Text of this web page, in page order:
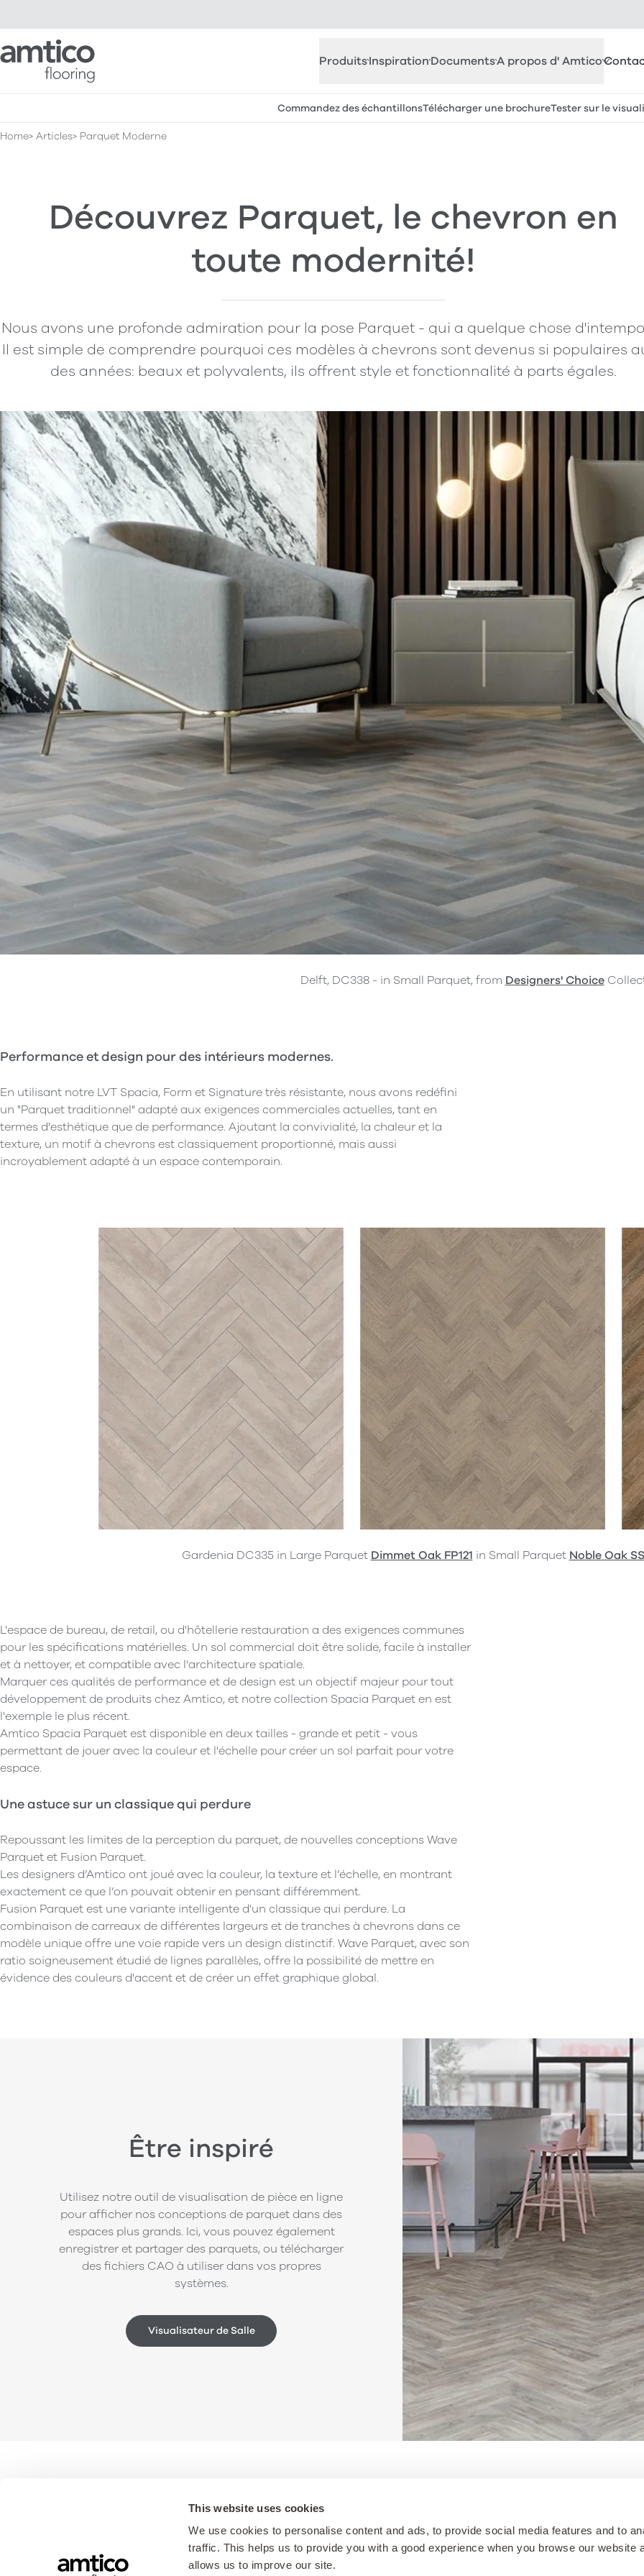
This website uses cookies
We use cookies to personalise content and ads, to provide social media features and to
traffic. This helps us to provide you with a good experience when you browse our website
allows us to improve our site.
Amtico Flooring
ProduitsInspirationDocumentsA propos d' Amtico
Commandez des échantillonsTélécharger une brochureTester sur le
Home Articles Parquet Moderne
Découvrez Parquet, le chevron en
toute modernité!
Nous avons une profonde admiration pour la pose Parquet - qui a quelque chose
Il est simple de comprendre pourquoi ces modèles à chevrons sont devenus si populaires
des années: beaux et polyvalents, ils offrent style et fonctionnalité à parts égales.
Delft, DC338 - in Small Parquet, from Designers' Choice
Performance et design pour des intérieurs modernes.
En utilisant notre LVT Spacia, Form et Signature très résistante, nous avons redéfini
un "Parquet traditionnel" adapté aux exigences commerciales actuelles, tant en
termes d'esthétique que de performance. Ajoutant la convivialité, la chaleur et la
texture, un motif à chevrons est classiquement proportionné, mais aussi
incroyablement adapté à un espace contemporain.
Gardenia DC335 in Large Parquet Dimmet Oak FP121 in Small Parquet Noble Oak
L'espace de bureau, de retail, ou d'hôtellerie restauration a des exigences communes
pour les spécifications matérielles. Un sol commercial doit être solide, facile à installer
et à nettoyer, et compatible avec l'architecture spatiale.
Marquer ces qualités de performance et de design est un objectif majeur pour tout
développement de produits chez Amtico, et notre collection Spacia Parquet en est
l'exemple le plus récent.
Amtico Spacia Parquet est disponible en deux tailles - grande et petit - vous
permettant de jouer avec la couleur et l'échelle pour créer un sol parfait pour votre
espace.
Une astuce sur un classique qui perdure
Repoussant les limites de la perception du parquet, de nouvelles conceptions Wave
Parquet et Fusion Parquet.
Les designers d’Amtico ont joué avec la couleur, la texture et l’échelle, en montrant
exactement ce que l’on pouvait obtenir en pensant différemment.
Fusion Parquet est une variante intelligente d'un classique qui perdure. La
combinaison de carreaux de différentes largeurs et de tranches à chevrons dans ce
modèle unique offre une voie rapide vers un design distinctif. Wave Parquet, avec son
ratio soigneusement étudié de lignes parallèles, offre la possibilité de mettre en
évidence des couleurs d'accent et de créer un effet graphique global.
Être inspiré
Utilisez notre outil de visualisation de pièce en ligne
pour afficher nos conceptions de parquet dans des
espaces plus grands. Ici, vous pouvez également
enregistrer et partager des parquets, ou télécharger
des fichiers CAO à utiliser dans vos propres
systèmes.
Visualisateur de Salle
Ressources
Brochures
Amtico
Contacter